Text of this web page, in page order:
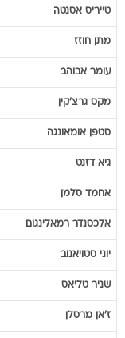
טייריס אסנטה
מתן חוזז
עומר אבוהב
מקס גרצ'קין
סטפן אומאונגה
גיא דזנט
אחמד סלמן
אלכסנדר רמאלינגום
יוני סטויאנוב
שניר טליאס
ז'אן מרסלן